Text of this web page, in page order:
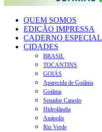
QUEM SOMOS
EDIÇÃO IMPRESSA
CADERNO ESPECIAL
CIDADES
BRASIL
TOCANTINS
GOIÁS
Aparecida de Goiânia
Goiânia
Senador Canedo
Hidrolândia
Anápolis
Rio Verde